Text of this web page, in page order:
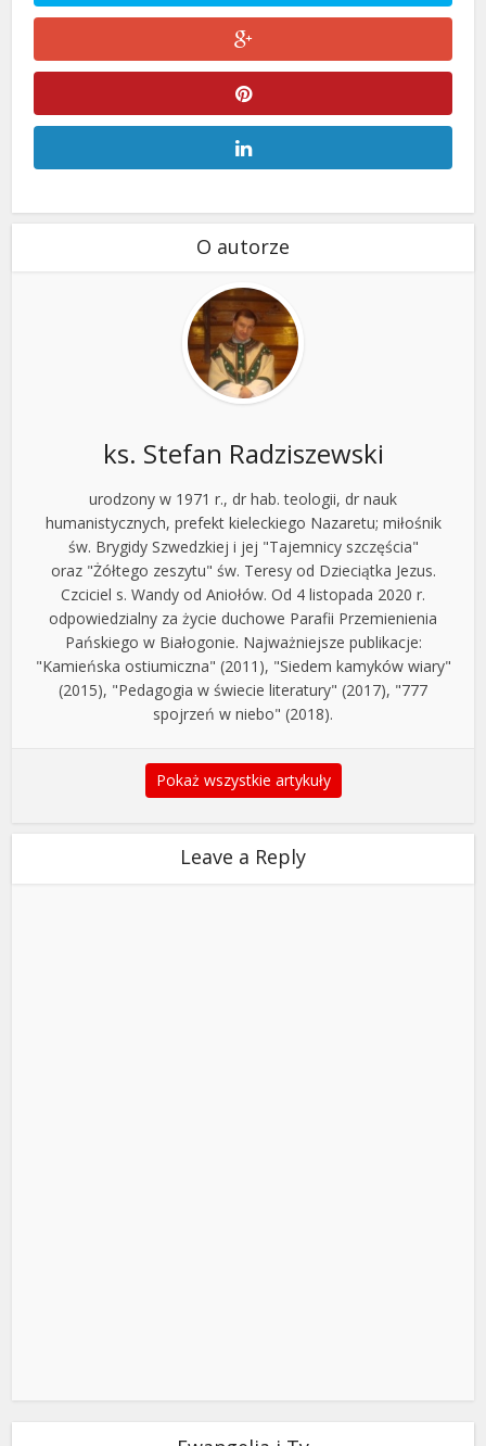
O autorze
ks. Stefan Radziszewski
urodzony w 1971 r., dr hab. teologii, dr nauk
humanistycznych, prefekt kieleckiego Nazaretu; miłośnik
św. Brygidy Szwedzkiej i jej "Tajemnicy szczęścia"
oraz "Żółtego zeszytu" św. Teresy od Dzieciątka Jezus.
Czciciel s. Wandy od Aniołów. Od 4 listopada 2020 r.
odpowiedzialny za życie duchowe Parafii Przemienienia
Pańskiego w Białogonie. Najważniejsze publikacje:
"Kamieńska ostiumiczna" (2011), "Siedem kamyków wiary"
(2015), "Pedagogia w świecie literatury" (2017), "777
spojrzeń w niebo" (2018).
Pokaż wszystkie artykuły
Leave a Reply